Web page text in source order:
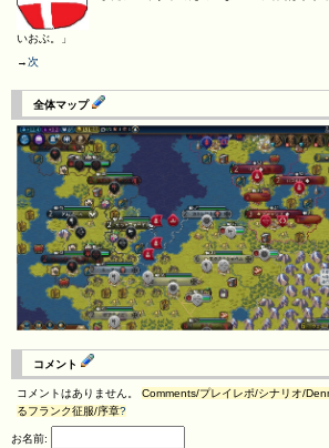
いおぶ。」
→次
全体マップ
コメント
コメントはありません。 Comments/プレイレポ/シナリオ/
るフランク征服/序章?
お名前: